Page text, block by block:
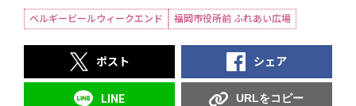
ベルギービールウィークエンド 福岡市役所前 ふれあい広場
ポスト シェア
LINE URLをコピー